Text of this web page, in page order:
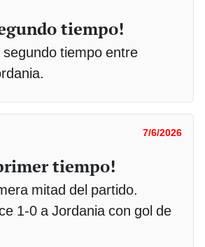
tiempo!
segundo tiempo entre
7/6/2026
tiempo!
mitad del partido.
1-0 a Jordania con gol de